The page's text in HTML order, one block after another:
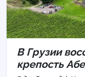
В Грузии
крепость